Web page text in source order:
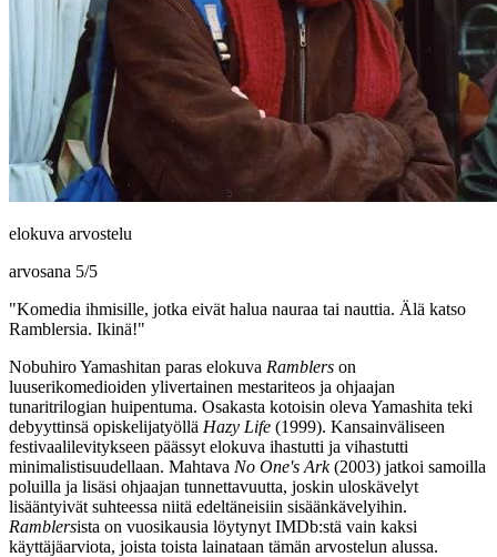
elokuva arvostelu
arvosana 5/5
"Komedia ihmisille, jotka eivät halua nauraa tai nauttia. Älä katso
Ramblersia. Ikinä!"
Nobuhiro Yamashitan paras elokuva Ramblers on
luuserikomedioiden ylivertainen mestariteos ja ohjaajan
tunaritrilogian huipentuma. Osakasta kotoisin oleva Yamashita teki
debyyttinsä opiskelijatyöllä Hazy Life (1999). Kansainväliseen
festivaalilevitykseen päässyt elokuva ihastutti ja vihastutti
minimalistisuudellaan. Mahtava No One's Ark(2003) jatkoi samoilla
poluilla ja lisäsi ohjaajan tunnettavuutta, joskin uloskävelyt
lisääntyivät suhteessa niitä edeltäneisiin sisäänkävelyihin.
Ramblersista on vuosikausia löytynyt IMDb:stä vain kaksi
käyttäjäarviota, joista toista lainataan tämän arvostelun alussa.